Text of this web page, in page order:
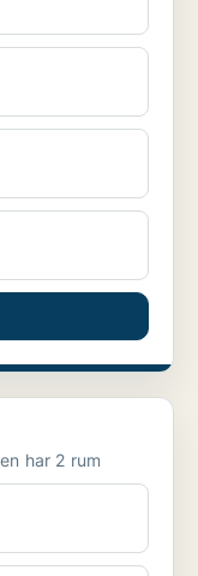
Vetlanda Bostaden har 2 rum